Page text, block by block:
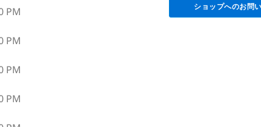
PM
PM
PM
PM
ショップへのお問